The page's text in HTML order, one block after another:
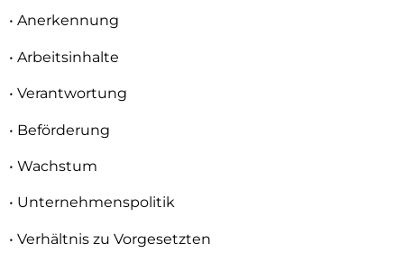
• Anerkennung
• Arbeitsinhalte
• Verantwortung
• Beförderung
• Wachstum
• Unternehmenspolitik
• Verhältnis zu Vorgesetzten